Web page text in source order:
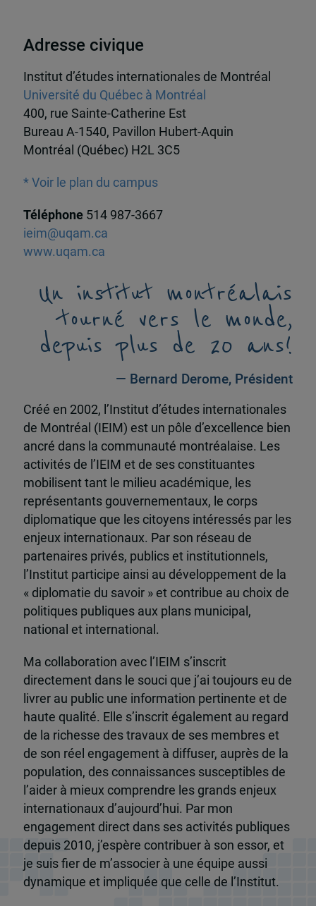
Adresse civique
Institut d’études internationales de Montréal
Université du Québec à Montréal
400, rue Sainte-Catherine Est
Bureau A-1540, Pavillon Hubert-Aquin
Montréal (Québec) H2L 3C5
* Voir le plan du campus
Téléphone 514 987-3667
ieim@uqam.ca
www.uqam.ca
Un institut montréalais
tourné vers le monde,
depuis plus de 20 ans!
— Bernard Derome, Président
Créé en 2002, l’Institut d’études internationales
de Montréal (IEIM) est un pôle d’excellence bien
ancré dans la communauté montréalaise. Les
activités de l’IEIM et de ses constituantes
mobilisent tant le milieu académique, les
représentants gouvernementaux, le corps
diplomatique que les citoyens intéressés par les
enjeux internationaux. Par son réseau de
partenaires privés, publics et institutionnels,
l’Institut participe ainsi au développement de la
« diplomatie du savoir » et contribue au choix de
politiques publiques aux plans municipal,
national et international.
Ma collaboration avec l’IEIM s’inscrit
directement dans le souci que j’ai toujours eu de
livrer au public une information pertinente et de
haute qualité. Elle s’inscrit également au regard
de la richesse des travaux de ses membres et
de son réel engagement à diffuser, auprès de la
population, des connaissances susceptibles de
l’aider à mieux comprendre les grands enjeux
internationaux d’aujourd’hui. Par mon
engagement direct dans ses activités publiques
depuis 2010, j’espère contribuer à son essor, et
je suis fier de m’associer à une équipe aussi
dynamique et impliquée que celle de l’Institut.